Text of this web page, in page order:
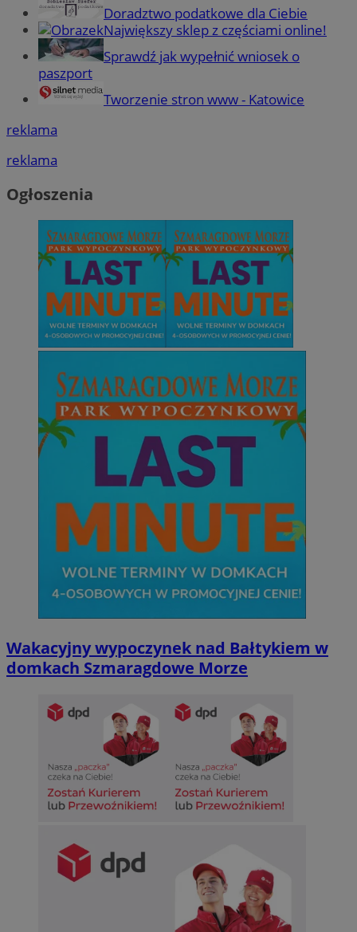
Doradztwo podatkowe dla Ciebie
Największy sklep z częściami online!
Sprawdź jak wypełnić wniosek o
paszport
Tworzenie stron www - Katowice
reklama
reklama
Ogłoszenia
Wakacyjny wypoczynek nad Bałtykiem w
domkach Szmaragdowe Morze